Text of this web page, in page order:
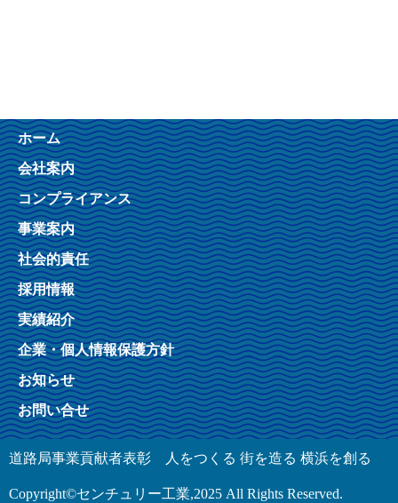
ホーム
会社案内
コンプライアンス
事業案内
社会的責任
採用情報
実績紹介
企業・個人情報保護方針
お知らせ
お問い合せ
道路局事業貢献者表彰 人をつくる 街を造る 横浜を創る
Copyright©センチュリー工業,2025 All Rights Reserved.